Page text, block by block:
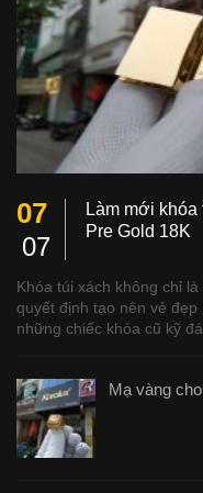
07
07
Làm mới
Pre Gold 18K
Khóa túi xách không chỉ
quyết định tạo nên vẻ
những chiếc khóa cũ kỹ
Mạ vàng